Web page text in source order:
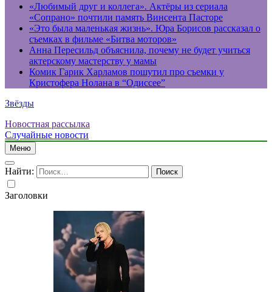
«Любимый друг и коллега». Актёры из сериала
«Сопрано» почтили память Винсента Пасторе
«Это была маленькая жизнь». Юра Борисов рассказал о
съемках в фильме «Битва моторов»
Анна Пересильд объяснила, почему не будет учиться
актерскому мастерству у мамы
Комик Гарик Харламов пошутил про съемки у
Кристофера Нолана в “Одиссее”
Звёзды
Новостная рассылка
Случайные новости
Меню
Найти:
Заголовки